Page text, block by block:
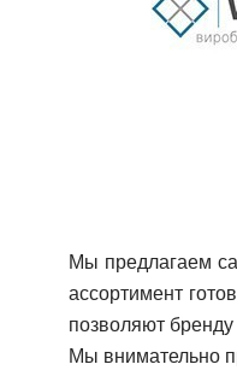
Мы предлагаем
ассортимент
позволяют бренду
Мы внимательно